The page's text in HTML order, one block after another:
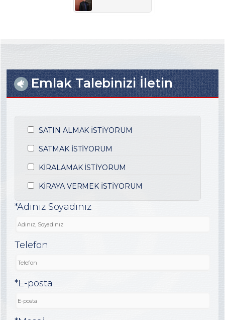
Emlak Talebinizi İletin
SATIN ALMAK İSTİYORUM
SATMAK İSTİYORUM
KİRALAMAK İSTİYORUM
KİRAYA VERMEK İSTİYORUM
*Adınız Soyadınız
Telefon
*E-posta